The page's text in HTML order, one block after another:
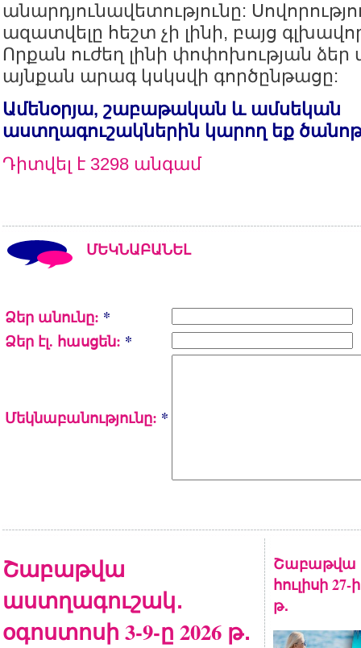
անարդյունավետությունը:
ազատվելը հեշտ չի լինի, բայց
Որքան ուժեղ լինի փոփոխության ձեր
այնքան արագ կսկսվի գործընթացը:
Ամենօրյա, շաբաթական և ամսեկան
աստղագուշակներին կարող եք
Դիտվել է 3298 անգամ
ՄԵԿՆԱԲԱՆԵԼ
Ձեր անունը: *
Ձեր էլ. հասցեն: *
Մեկնաբանությունը: *
Շաբաթվա
աստղագուշակ․
օգոստոսի 3-9-ը 2026 թ․
Շաբաթվա
հուլիսի
թ․